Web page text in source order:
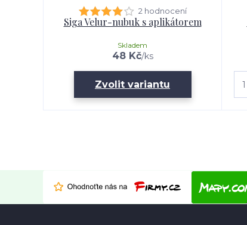
2 hodnocení
Siga Velur-nubuk s aplikátorem
48 Kč/ks
Skladem
Zvolit variantu